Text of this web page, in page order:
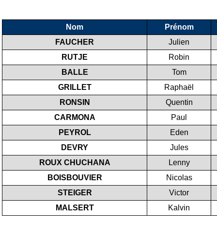
Nom
Prénom
FAUCHER
Julien
RUTJE
Robin
BALLE
Tom
GRILLET
Raphaël
RONSIN
Quentin
CARMONA
Paul
PEYROL
Eden
DEVRY
Jules
ROUX CHUCHANA
Lenny
BOISBOUVIER
Nicolas
STEIGER
Victor
MALSERT
Kalvin